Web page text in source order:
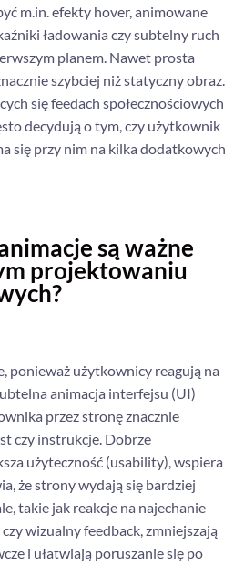
m.in. efekty hover, animowane
ładowania czy subtelny ruch
planem. Nawet prosta
szybciej niż statyczny obraz.
się feedach społecznościowych
decydują o tym, czy użytkownik
się przy nim na kilka dodatkowych
są ważne
projektowaniu
ponieważ użytkownicy reagują na
animacja interfejsu (UI)
przez stronę znacznie
czy instrukcje. Dobrze
użyteczność (usability), wspiera
że strony wydają się bardziej
takie jak reakcje na najechanie
wizualny feedback, zmniejszają
i ułatwiają poruszanie się po